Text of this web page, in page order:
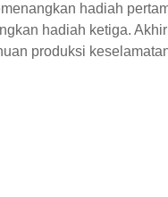
hadiah
hadiah ketiga.
produksi